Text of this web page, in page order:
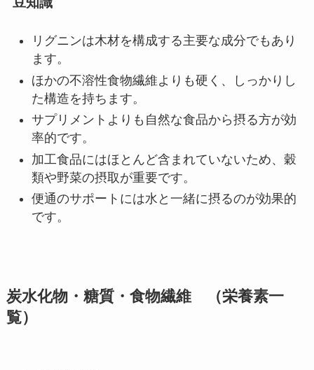
リグニンは木材を構成する主要な成分でもあり
ます。
ほかの不溶性食物繊維よりも硬く、しっかりし
た構造を持ちます。
サプリメントよりも自然な食品から摂る方が効
率的です。
加工食品にはほとんど含まれていないため、穀
類や野菜の摂取が重要です。
便通のサポートには水と一緒に摂るのが効果的
です。
炭水化物・糖質・食物繊維 （栄養素一
覧）